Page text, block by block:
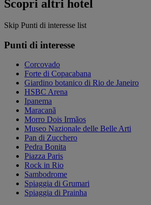
Scopri altri hotel
Skip Punti di interesse list
Punti di interesse
Corcovado
Forte di Copacabana
Giardino botanico di Rio de Janeiro
HSBC Arena
Ipanema
Maracanã
Morro Dois Irmãos
Museo Nazionale delle Belle Arti
Pan di Zucchero
Pedra Bonita
Piazza Paris
Rock in Rio
Sambodrome
Spiaggia di Grumari
Spiaggia di Prainha